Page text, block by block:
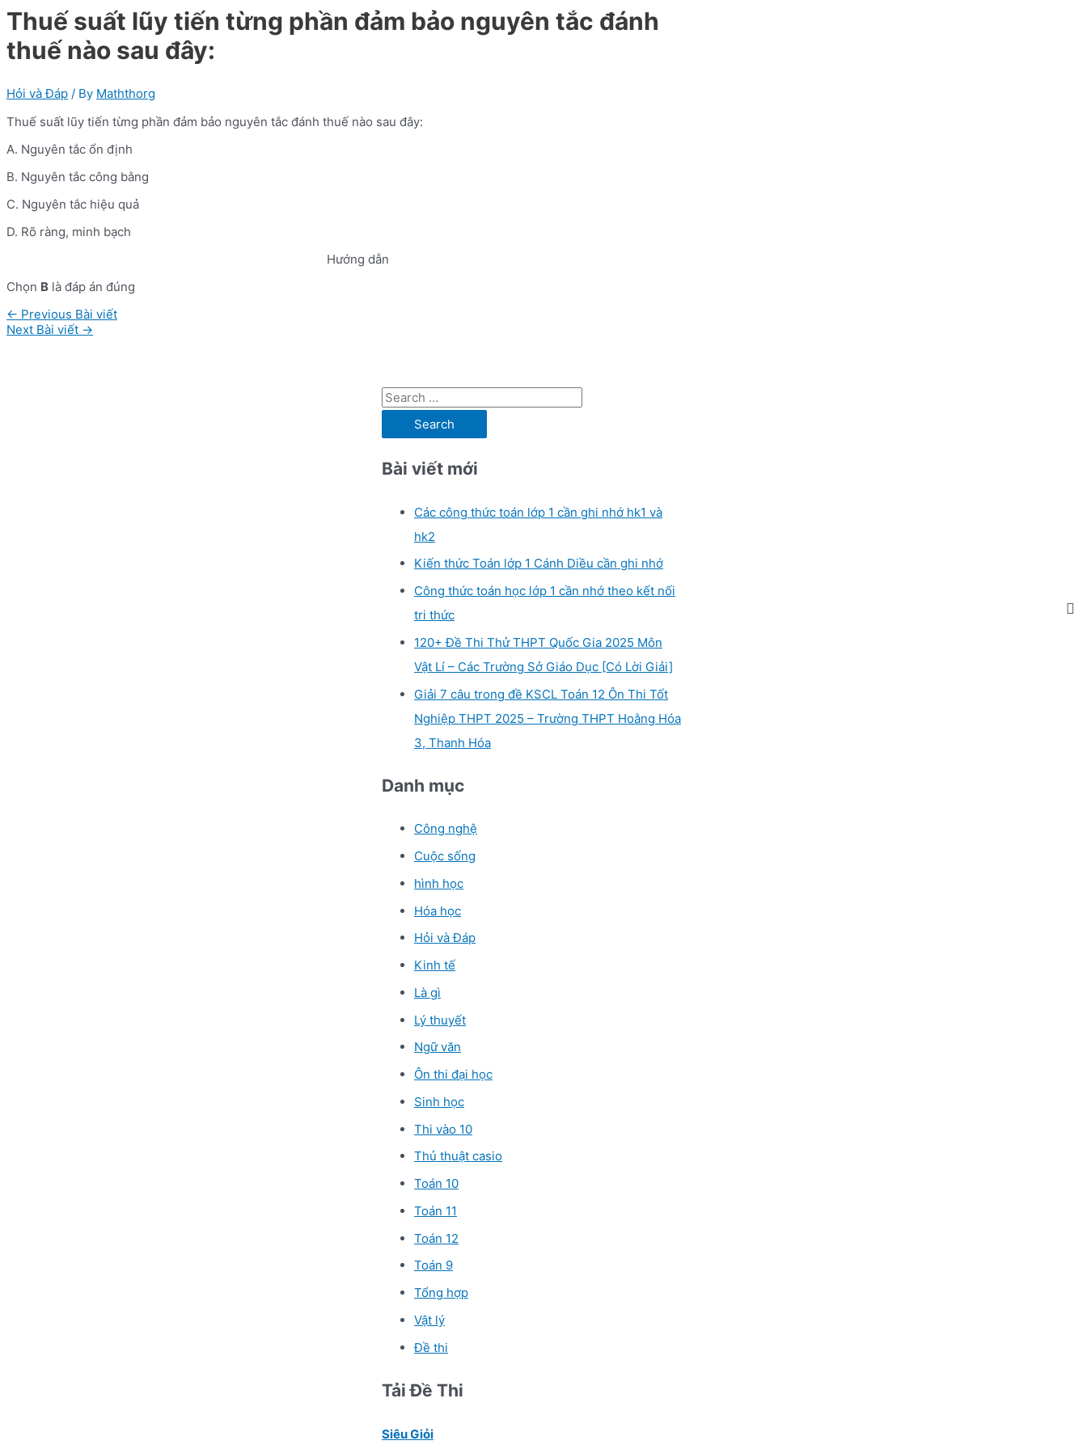
Thuế suất lũy tiến từng phần đảm bảo nguyên tắc đánh
thuế nào sau đây:
Hỏi và Đáp / By Maththorg
Thuế suất lũy tiến từng phần đảm bảo nguyên tắc đánh thuế nào sau đây:
A. Nguyên tắc ổn định
B. Nguyên tắc công bằng
C. Nguyên tắc hiệu quả
D. Rõ ràng, minh bạch
Hướng dẫn
Chọn B là đáp án đúng
Điều
hướng
← Previous Bài viết
Next Bài viết →
S
r
Bài viết mới
Các công thức toán lớp 1 cần ghi nhớ hk1 và
hk2
Kiến thức Toán lớp 1 Cánh Diều cần ghi nhớ
Công thức toán học lớp 1 cần nhớ theo kết nối
tri thức
120+ Đề Thi Thử THPT Quốc Gia 2025 Môn
Vật Lí – Các Trường Sở Giáo Dục [Có Lời Giải]
Giải 7 câu trong đề KSCL Toán 12 Ôn Thi Tốt
Nghiệp THPT 2025 – Trường THPT Hoằng Hóa
3, Thanh Hóa
Danh mục
Công nghệ
Cuộc sống
hình học
Hóa học
Hỏi và Đáp
Kinh tế
Là gì
Lý thuyết
Ngữ văn
Ôn thi đại học
Sinh học
Thi vào 10
Thủ thuật casio
Toán 10
Toán 11
Toán 12
Toán 9
Tổng hợp
Vật lý
Đề thi
Tải Đề Thi
Siêu Giỏi